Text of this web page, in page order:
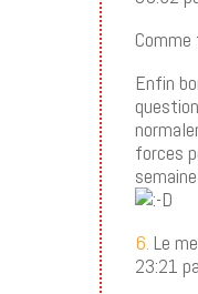
Enfin
forces
6. Le
23:21